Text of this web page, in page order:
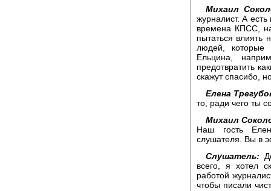
Михаил
журналист. А
времена КПСС,
пытаться влиять
людей,
Ельцина,
предотвратить
скажут спасибо,
Елена
то, ради чего ты
Михаил
Наш гость
слушателя. Вы в
Слушатель:
всего, я хотел
работой
чтобы писали